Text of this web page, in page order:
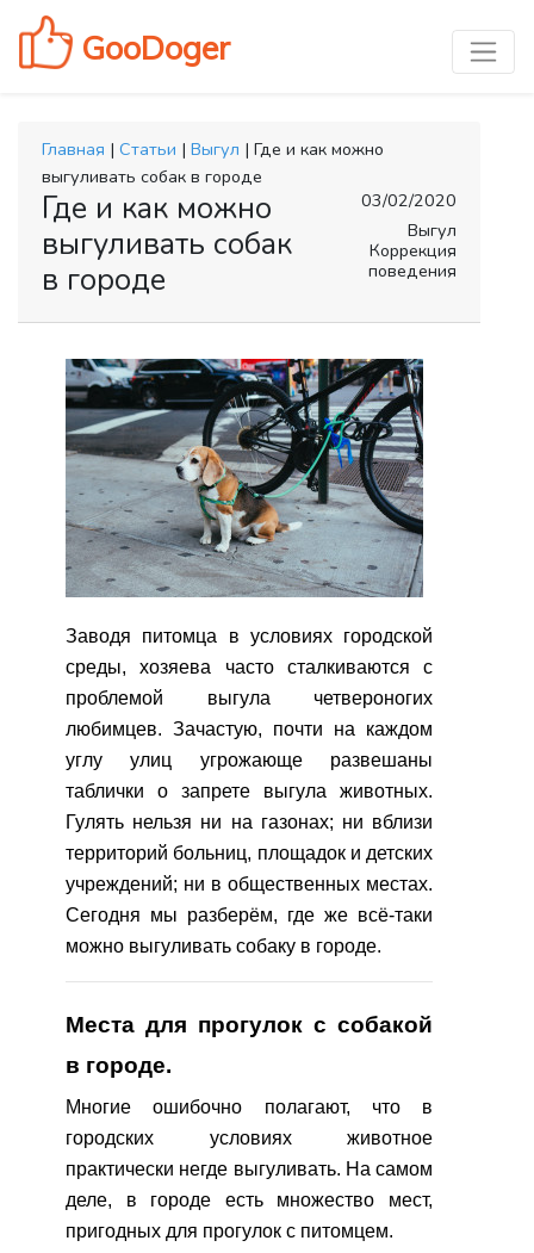
GooDoger
Главная | Статьи | Выгул | Где и как можно
выгуливать собак в городе
Где и как можно
выгуливать собак
в городе
03/02/2020
Выгул
Коррекция
поведения
Заводя питомца в условиях городской
среды, хозяева часто сталкиваются с
проблемой выгула четвероногих
любимцев. Зачастую, почти на каждом
углу улиц угрожающе развешаны
таблички о запрете выгула животных.
Гулять нельзя ни на газонах; ни вблизи
территорий больниц, площадок и детских
учреждений; ни в общественных местах.
Сегодня мы разберём, где же всё-таки
можно выгуливать собаку в городе.
Места для прогулок с собакой
в городе.
Многие ошибочно полагают, что в
городских условиях животное
практически негде выгуливать. На самом
деле, в городе есть множество мест,
пригодных для прогулок с питомцем.